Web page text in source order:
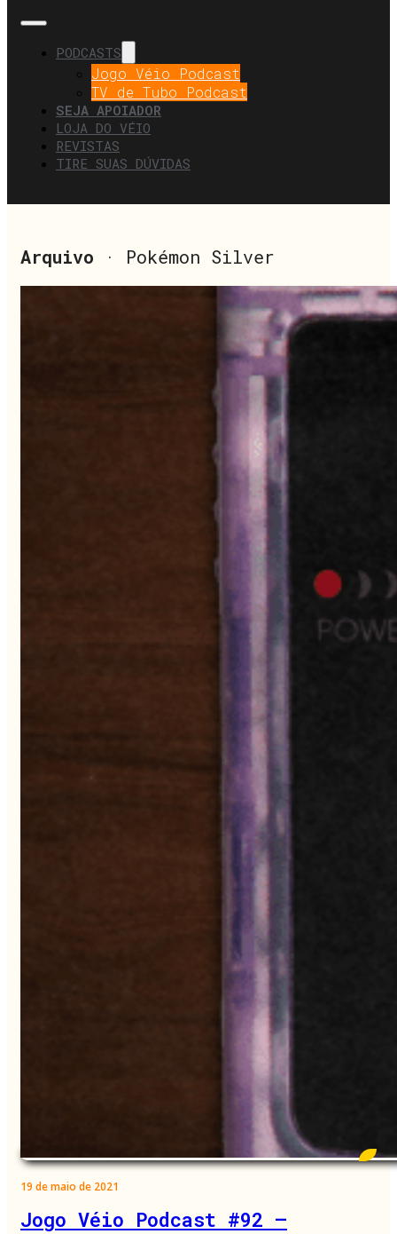
PODCASTS
Jogo Véio Podcast
TV de Tubo Podcast
SEJA APOIADOR
LOJA DO VÉIO
REVISTAS
TIRE SUAS DÚVIDAS
Arquivo · Pokémon Silver
19 de maio de 2021
Jogo Véio Podcast #92 –